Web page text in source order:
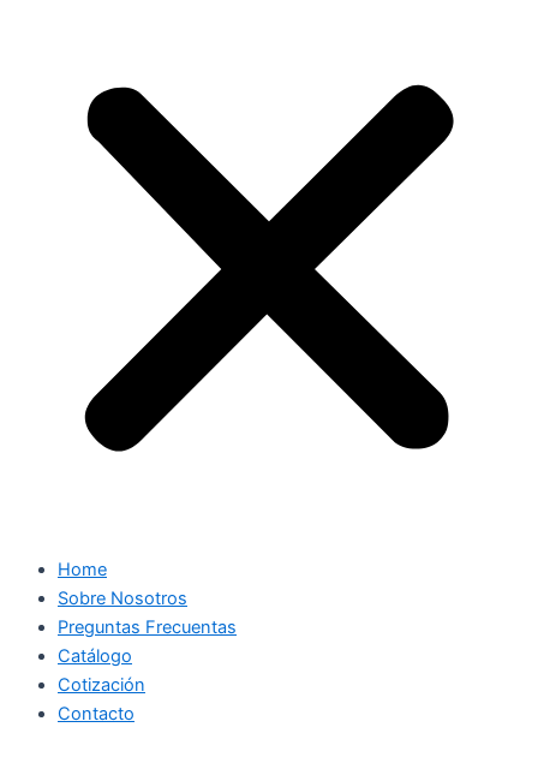
Home
Sobre Nosotros
Preguntas Frecuentas
Catálogo
Cotización
Contacto